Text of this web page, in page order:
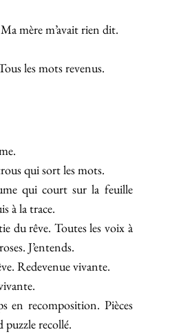
mère m’avait rien dit.
les mots revenus.
qui sort les mots.
qui court sur la feuille
à la trace.
du rêve. Toutes les voix à
J’entends.
Redevenue vivante.
en recomposition. Pièces
puzzle recollé.